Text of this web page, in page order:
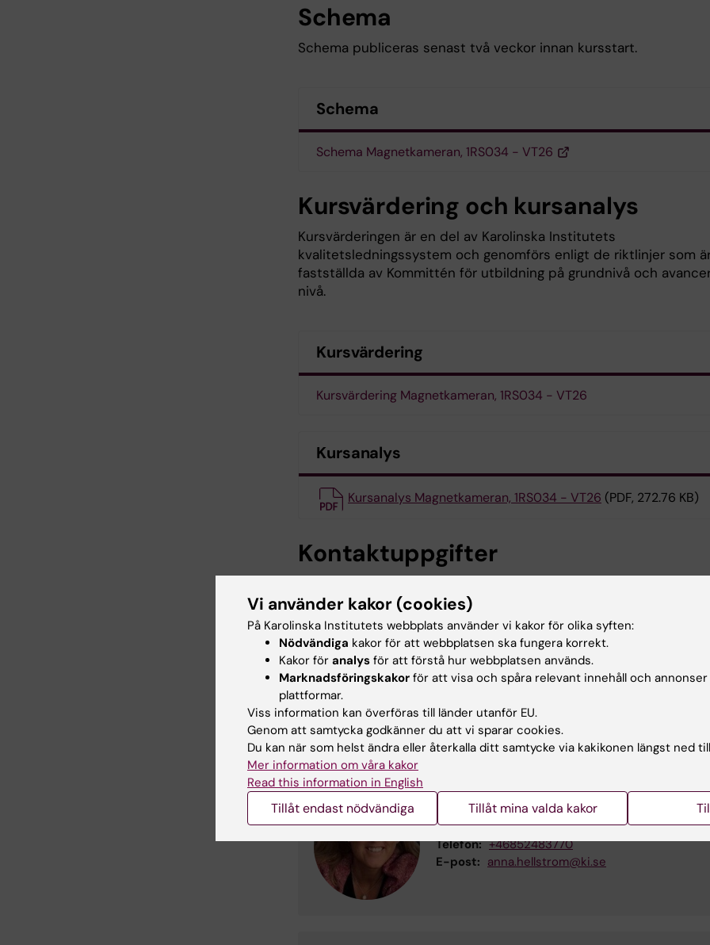
Schema
Schema publiceras senast två veckor innan kursstart.
Schema
Schema Magnetkameran, 1RS034 - VT26
Kursvärdering och kursanalys
Kursvärderingen är en del av Karolinska Institutets
kvalitetsledningssystem och genomförs enligt de riktlinjer som
fastställda av Kommittén för utbildning på grundnivå och
nivå.
Kursvärdering
Kursvärdering Magnetkameran, 1RS034 - VT26
Kursanalys
Kursanalys Magnetkameran, 1RS034 - VT26 (PDF, 272.76 KB)
Kontaktuppgifter
Annica Sandberg
Kursansvarig och kursexaminator
Telefon: +46852483788
E-post: annica.sandberg@ki.se
Anna Hellström
Kursadministratör
Telefon: +46852483770
E-post: anna.hellstrom@ki.se
Vi använder kakor (cookies)
På Karolinska Institutets webbplats använder vi kakor för olika syften:
Nödvändiga kakor för att webbplatsen ska fungera korrekt.
Kakor för analys för att förstå hur webbplatsen används.
Marknadsföringskakor för att visa och spåra relevant innehåll och
plattformar.
Viss information kan överföras till länder utanför EU.
Genom att samtycka godkänner du att vi sparar cookies.
Du kan när som helst ändra eller återkalla ditt samtycke via kakikonen längst ned
Mer information om våra kakor
Read this information in English
Tillåt endast nödvändiga Tillåt mina valda kakor